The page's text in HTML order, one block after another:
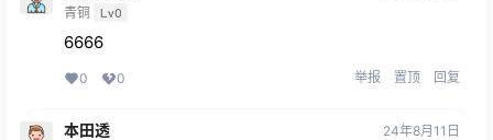
青铜 Lv0
6666
0 0 举报 置顶 回复
本田透 24年8月11日